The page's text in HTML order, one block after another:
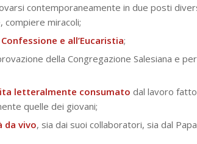
contemporaneamente in due posti
compiere miracoli;
e all’Eucaristia;
della Congregazione Salesiana e
letteralmente consumato dal lavoro
quelle dei giovani;
da vivo, sia dai suoi collaboratori, sia dal